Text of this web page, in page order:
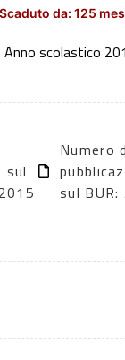
Scaduto da: 125
scolastico
sul
Numero
sul BUR: